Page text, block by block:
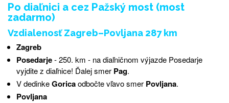
Po diaľnici a cez Pažský most (most
zadarmo)
Vzdialenosť Zagreb–Povljana 287 km
Zagreb
Posedarje- 250. km - na diaľničnom výjazde Posedarje
vyjdite z diaľnice! Ďalej smer Pag.
V dedinke Gorica odbočte vľavo smer Povljana.
Povljana